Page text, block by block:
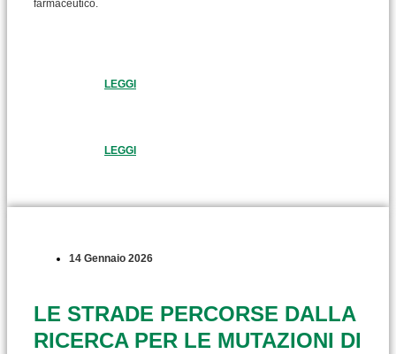
farmaceutico.
LEGGI
LEGGI
14 Gennaio 2026
LE STRADE PERCORSE DALLA
RICERCA PER LE MUTAZIONI DI